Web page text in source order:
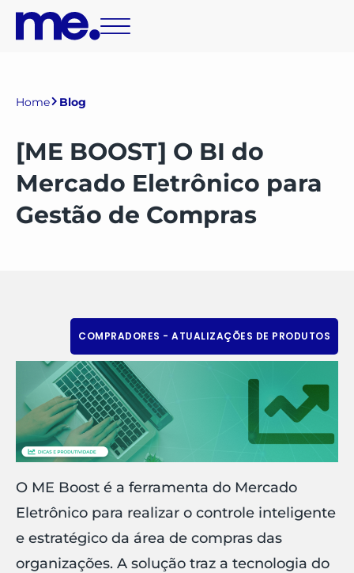
Home Blog
[ME BOOST] O BI do
Mercado Eletrônico para
Gestão de Compras
COMPRADORES - ATUALIZAÇÕES DE PRODUTOS
O ME Boost é a ferramenta do Mercado
Eletrônico para realizar o controle inteligente
e estratégico da área de compras das
organizações. A solução traz a tecnologia do